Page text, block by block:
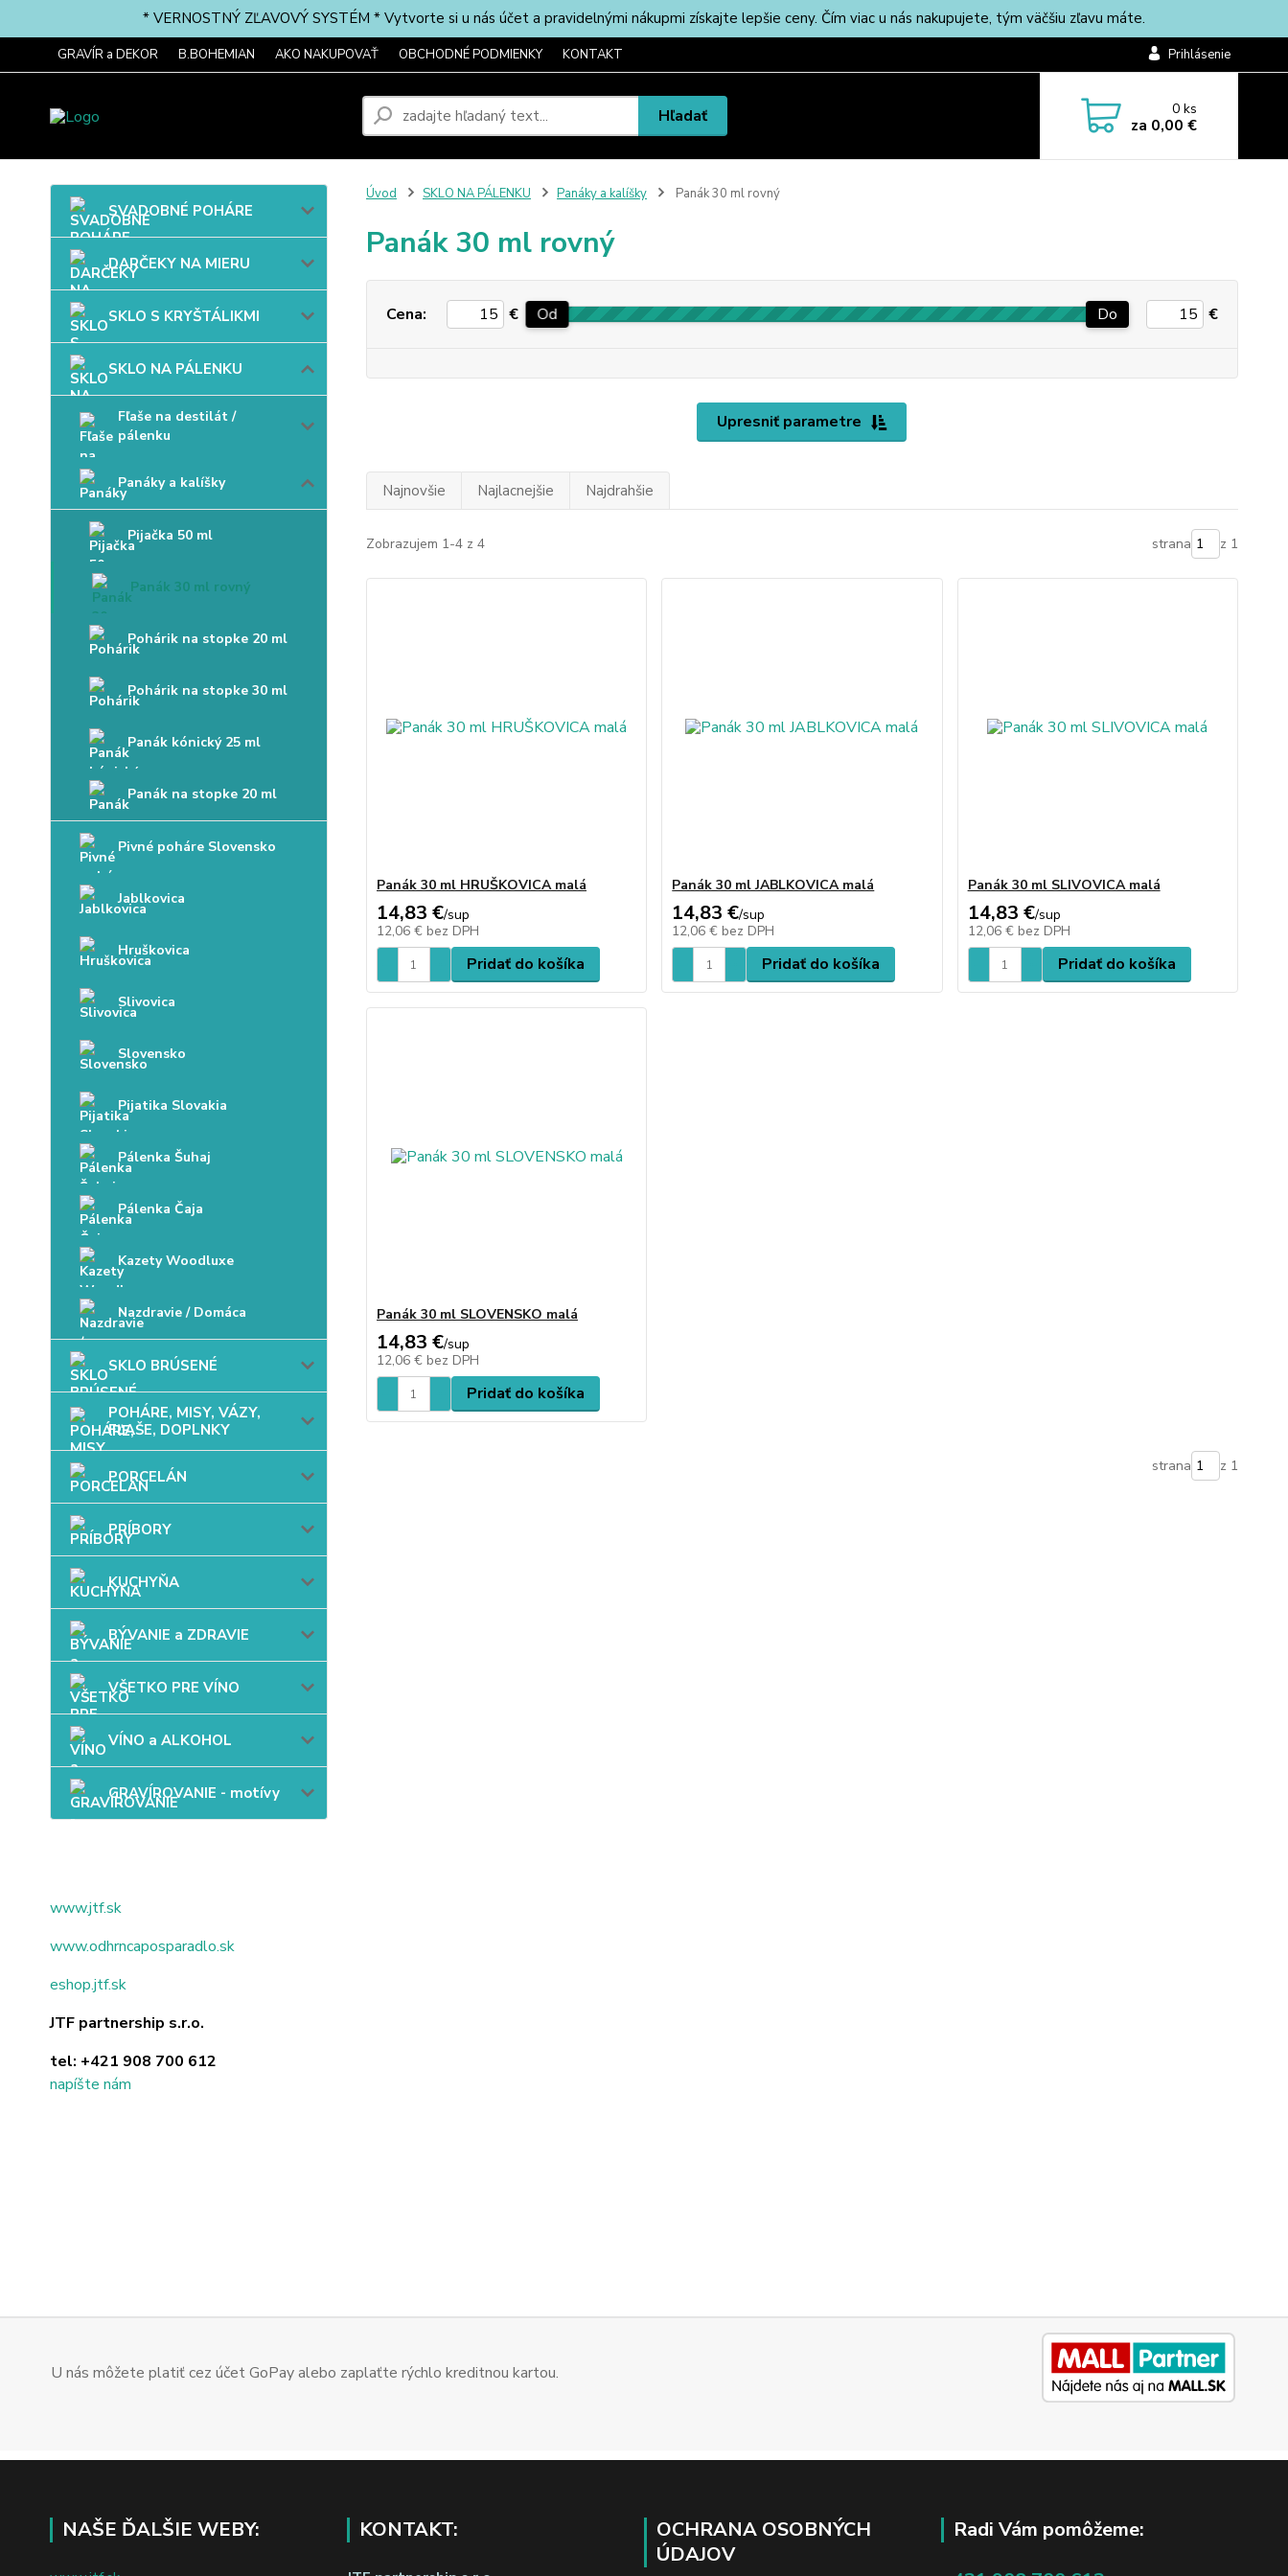
* VERNOSTNÝ ZĽAVOVÝ SYSTÉM * Vytvorte si u nás účet a pravidelnými nákupmi získajte lepšie ceny. Čím viac u nás nakupujete, tým väčšiu zľavu máte.
GRAVÍR a DEKOR B.BOHEMIAN AKO NAKUPOVAŤ OBCHODNÉ PODMIENKY KONTAKT Prihlásenie
Hľadať 0ks
za 0,00 €
SVADOBNÉ POHÁRE
DARČEKY NA MIERU
SKLO S KRYŠTÁLIKMI
SKLO NA PÁLENKU
Fľaše na destilát /
pálenku
Panáky a kalíšky
Pijačka 50 ml
Panák 30 ml rovný
Pohárik na stopke 20 ml
Pohárik na stopke 30 ml
Panák kónický 25 ml
Panák na stopke 20 ml
Pivné poháre Slovensko
Jablkovica
Hruškovica
Slivovica
Slovensko
Pijatika Slovakia
Pálenka Šuhaj
Pálenka Čaja
Kazety Woodluxe
Nazdravie / Domáca
SKLO BRÚSENÉ
POHÁRE, MISY, VÁZY,
FĽAŠE, DOPLNKY
PORCELÁN
PRÍBORY
KUCHYŇA
BÝVANIE a ZDRAVIE
VŠETKO PRE VÍNO
VÍNO a ALKOHOL
GRAVÍROVANIE - motívy
www.jtf.sk
www.odhrncaposparadlo.sk
eshop.jtf.sk
JTF partnership s.r.o.
tel: +421 908 700 612
napíšte nám
Úvod SKLO NA PÁLENKU Panáky a kalíšky Panák 30 ml rovný
Panák 30 ml rovný
Upresniť parametre
Cena: € Od Do €
Najnovšie Najlacnejšie Najdrahšie
Zobrazujem 1-4 z 4 strana z 1
Panák 30 ml HRUŠKOVICA malá
14,83 €/sup
12,06 € bez DPH
Pridať do košíka
Panák 30 ml JABLKOVICA malá
14,83 €/sup
12,06 € bez DPH
Pridať do košíka
Panák 30 ml SLIVOVICA malá
14,83 €/sup
12,06 € bez DPH
Pridať do košíka
Panák 30 ml SLOVENSKO malá
14,83 €/sup
12,06 € bez DPH
Pridať do košíka
strana z 1
U nás môžete platiť cez účet GoPay alebo zaplaťte rýchlo kreditnou kartou.
NAŠE ĎALŠIE WEBY: KONTAKT:
OCHRANA OSOBNÝCH
ÚDAJOV
Radi Vám pomôžeme: